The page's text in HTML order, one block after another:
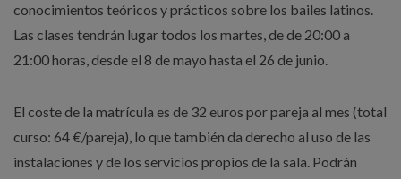
conocimientos teóricos y prácticos sobre los bailes latinos.
Las clases tendrán lugar todos los martes, de de 20:00 a
21:00 horas, desde el 8 de mayo hasta el 26 de junio.
El coste de la matrícula es de 32 euros por pareja al mes (total
curso: 64 €/pareja), lo que también da derecho al uso de las
instalaciones y de los servicios propios de la sala. Podrán